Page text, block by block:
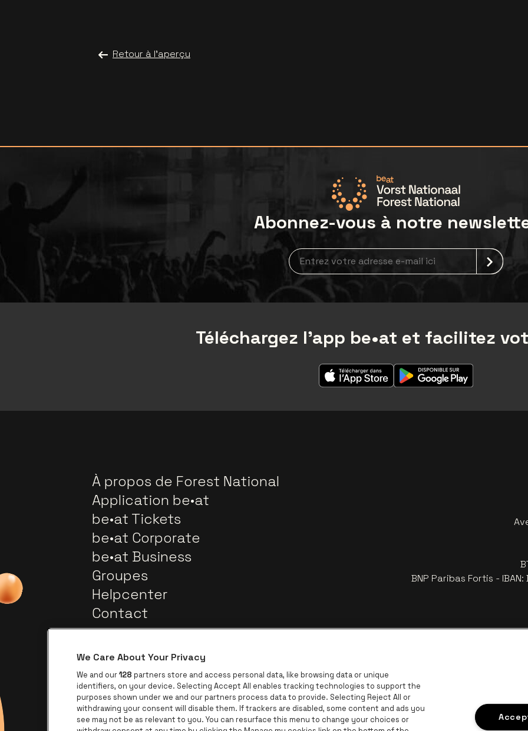
Retour à l'aperçu
Abonnez-vous à notre
Inscription à la newsletter
Téléchargez l'app be•at et facilitez
À propos de Forest National
Application be•at
be•at Tickets
be•at Corporate
be•at Business
Groupes
Helpcenter
Contact
BNP Paribas Fortis -
Visitez le site de Lotto
Visitez le site de Europcar
Visitez le site de Jupiler Visitez le site de Coca-Cola
We Care About Your Privacy
We and our128 partners store and access personal data, like browsing data or unique
identifiers, on your device. Selecting Accept All enables tracking technologies to support the
purposes shown under we and our partners process data to provide. Selecting Reject All or
withdrawing your consent will disable them. If trackers are disabled, some content and ads you
see may not be as relevant to you. You can resurface this menu to change your choices or